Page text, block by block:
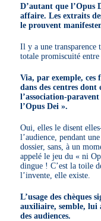
D’autant que l’Opus
affaire. Les extraits
le prouvent
Il y a une transparence
totale promiscuité entre
Via, par exemple, ces
dans des centres dont
l’association-
l’Opus Dei ».
Oui, elles le disent
l’audience, pendant
dossier, sans, à un
appelé le jeu du « ni
dingue ! C’est la toile
l’invente, elle existe.
L’usage des chèques
auxiliaire, semble, lui
des audiences.